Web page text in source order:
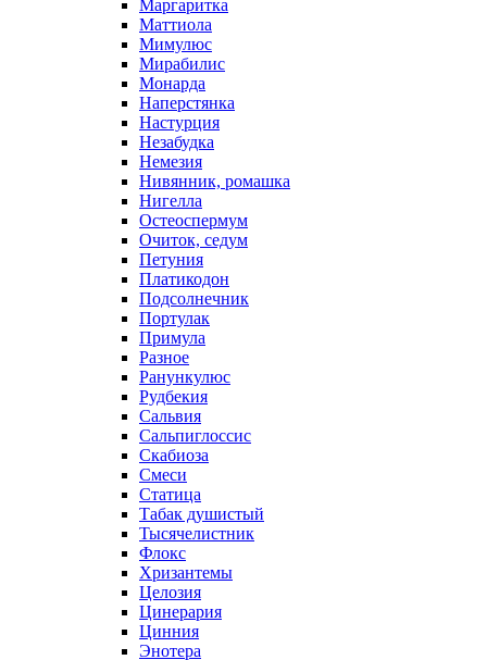
Маргаритка
Маттиола
Мимулюс
Мирабилис
Монарда
Наперстянка
Настурция
Незабудка
Немезия
Нивянник, ромашка
Нигелла
Остеоспермум
Очиток, седум
Петуния
Платикодон
Подсолнечник
Портулак
Примула
Разное
Ранункулюс
Рудбекия
Сальвия
Сальпиглоссис
Скабиоза
Смеси
Статица
Табак душистый
Тысячелистник
Флокс
Хризантемы
Целозия
Цинерария
Цинния
Энотера